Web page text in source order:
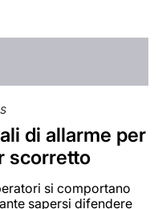
di allarme per
scorretto
si comportano
sapersi difendere